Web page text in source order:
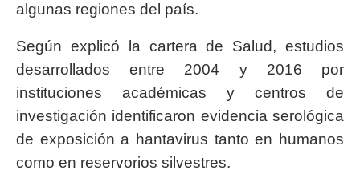
algunas regiones del país.
Según explicó la cartera de Salud, estudios
desarrollados entre 2004 y 2016 por
instituciones académicas y centros de
investigación identificaron evidencia serológica
de exposición a hantavirus tanto en humanos
como en reservorios silvestres.